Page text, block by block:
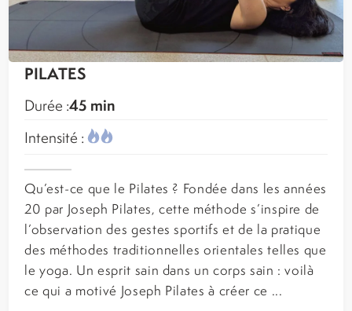
PILATES
Durée :45 min
Intensité :
Qu’est-ce que le Pilates ? Fondée dans les années
20 par Joseph Pilates, cette méthode s’inspire de
l’observation des gestes sportifs et de la pratique
des méthodes traditionnelles orientales telles que
le yoga. Un esprit sain dans un corps sain : voilà
ce qui a motivé Joseph Pilates à créer ce ...